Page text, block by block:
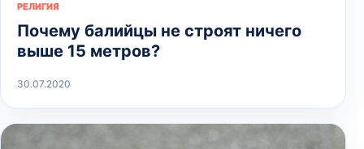
РЕЛИГИЯ
Почему балийцы не строят ничего
выше 15 метров?
30.07.2020